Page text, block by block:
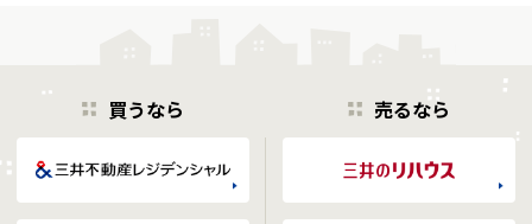
買うなら 売るなら